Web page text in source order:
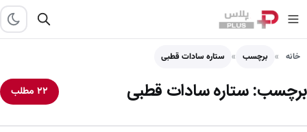
خانه برچسب ستاره سادات قطبی
برچسب:ستاره سادات قطبی ۲۲ مطلب